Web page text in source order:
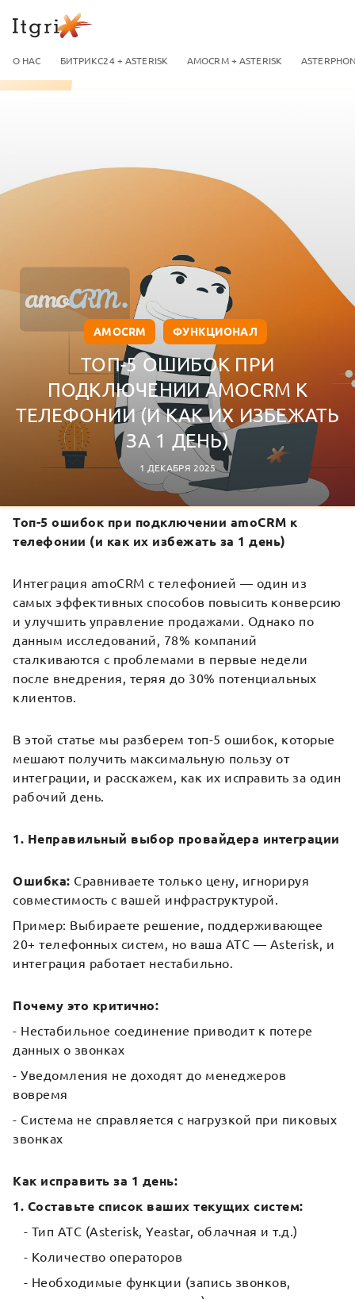
О НАС БИТРИКС24 + ASTERISK AMOCRM + ASTERISK
AMOCRM ФУНКЦИОНАЛ
ТОП-5 ОШИБОК ПРИ
ПОДКЛЮЧЕНИИ AMOCRM К
ТЕЛЕФОНИИ (И КАК ИХ ИЗБЕЖАТЬ
ЗА 1 ДЕНЬ)
1 ДЕКАБРЯ 2025
Топ-5 ошибок при подключении amoCRM к
телефонии (и как их избежать за 1 день)
Интеграция amoCRM с телефонией — один из
самых эффективных способов повысить конверсию
и улучшить управление продажами. Однако по
данным исследований, 78% компаний
сталкиваются с проблемами в первые недели
после внедрения, теряя до 30% потенциальных
клиентов.
В этой статье мы разберем топ-5 ошибок, которые
мешают получить максимальную пользу от
интеграции, и расскажем, как их исправить за один
рабочий день.
1. Неправильный выбор провайдера интеграции
Ошибка: Сравниваете только цену, игнорируя
совместимость с вашей инфраструктурой.
Пример: Выбираете решение, поддерживающее
20+ телефонных систем, но ваша АТС — Asterisk, и
интеграция работает нестабильно.
Почему это критично:
- Нестабильное соединение приводит к потере
данных о звонках
- Уведомления не доходят до менеджеров
вовремя
- Система не справляется с нагрузкой при пиковых
звонках
Как исправить за 1 день:
1. Составьте список ваших текущих систем:
- Тип АТС (Asterisk, Yeastar, облачная и т.д.)
- Количество операторов
- Необходимые функции (запись звонков,